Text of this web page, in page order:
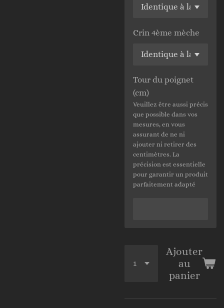
Crin 4ème mèche
Tour du poignet
(cm)
Veuillez être aussi précis
que possible dans vos
mesures, en vous
assurant de ne ni
ajouter ni retirer des
centimètres. La
précision est essentielle
pour garantir un produit
parfaitement adapté
Ajouter
au
panier